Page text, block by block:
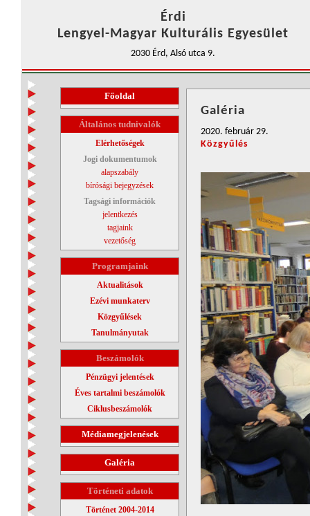
Érdi
Lengyel-Magyar Kulturális Egyesület
2030 Érd, Alsó utca 9.
Főoldal
Általános tudnivalók
Elérhetőségek
Jogi dokumentumok
alapszabály
bírósági bejegyzések
Tagsági információk
jelentkezés
tagjaink
vezetőség
Programjaink
Aktualitások
Ezévi munkaterv
Közgyűlések
Tanulmányutak
Beszámolók
Pénzügyi jelentések
Éves tartalmi beszámolók
Ciklusbeszámolók
Médiamegjelenések
Galéria
Történeti adatok
Történet 2004-2014
Galéria
2020. február 29.
Közgyűlés